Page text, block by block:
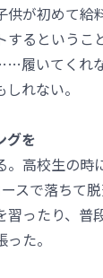
供が初めて給
するというこ
履いてくれ
れない。
グを
。高校生の時
ースで落ちて
習ったり、普
た。